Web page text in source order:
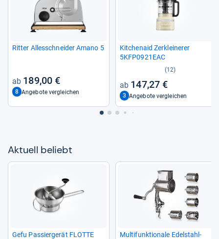
Rit­ter Alles­schnei­der Amano 5
189,00 €
8 Angebote vergleichen
Kit­che­naid Zer­klei­ne­rer
5KFP0921EAC
(12)
147,27 €
3 Angebote vergleichen
Aktu­ell beliebt
Gefu Pas­sier­ge­rät FLOTTE
Mul­ti­funk­tio­nale Edel­stahl­